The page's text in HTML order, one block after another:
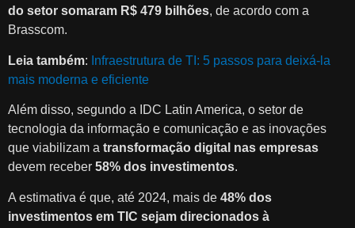
do setor somaram R$ 479 bilhões, de acordo com a
Brasscom.
Leia também: Infraestrutura de TI: 5 passos para deixá-la
mais moderna e eficiente
Além disso, segundo a IDC Latin America, o setor de
tecnologia da informação e comunicação e as inovações
que viabilizam a transformação digital nas empresas
devem receber 58% dos investimentos.
A estimativa é que, até 2024, mais de 48% dos
investimentos em TIC sejam direcionados à